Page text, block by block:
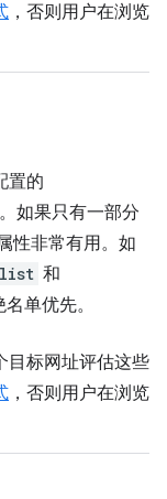
，否则用户在浏览
置的
如果只有一部分
性非常有用。如
和
名单优先。
目标网址评估这些
，否则用户在浏览